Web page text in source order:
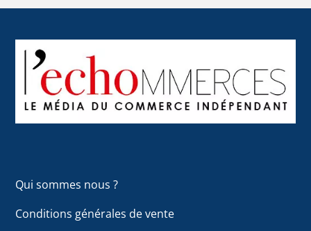
To
Top
Qui sommes nous ?
Conditions générales de vente